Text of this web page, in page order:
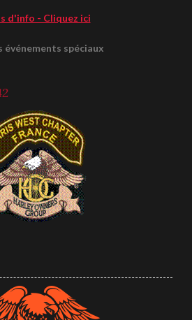
d'info - Cliquez ici
événements spéciaux